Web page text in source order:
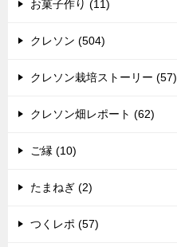
お菓子作り (11)
クレソン (504)
クレソン栽培ストーリー (57)
クレソン畑レポート (62)
ご縁 (10)
たまねぎ (2)
つくレポ (57)